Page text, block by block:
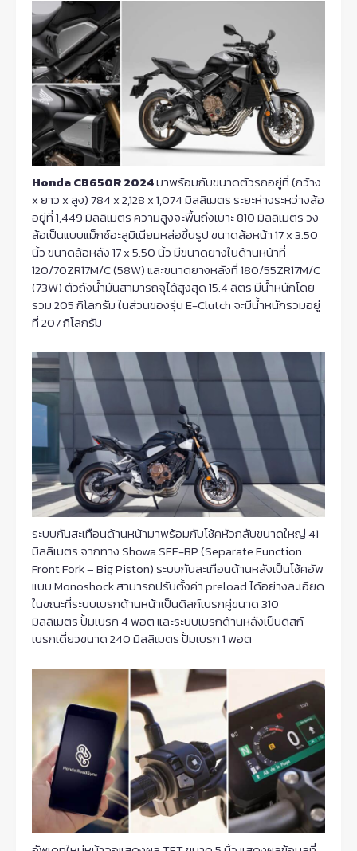
Honda CB650R 2024มาพร้อมกับขนาดตัวรถอยู่ที่ (กว้าง
x ยาว x สูง) 784 x 2,128 x 1,074 มิลลิเมตร ระยะห่างระหว่างล้อ
อยู่ที่ 1,449 มิลลิเมตร ความสูงจะพื้นถึงเบาะ 810 มิลลิเมตร วง
ล้อเป็นแบบแม็กซ์อะลูมิเนียมหล่อขึ้นรูป ขนาดล้อหน้า 17 x 3.50
นิ้ว ขนาดล้อหลัง 17 x 5.50 นิ้ว มีขนาดยางในด้านหน้าที่
120/70ZR17M/C (58W) และขนาดยางหลังที่ 180/55ZR17M/C
(73W) ตัวถังน้ำมันสามารถจุได้สูงสุด 15.4 ลิตร มีน้ำหนักโดย
รวม 205 กิโลกรัม ในส่วนของรุ่น E-Clutch จะมีน้ำหนักรวมอยู่
ที่ 207 กิโลกรัม
ระบบกันสะเทือนด้านหน้ามาพร้อมกับโช้คหัวกลับขนาดใหญ่ 41
มิลลิเมตร จากทาง Showa SFF-BP (Separate Function
Front Fork – Big Piston) ระบบกันสะเทือนด้านหลังเป็นโช้คอัพ
แบบ Monoshock สามารถปรับตั้งค่า preload ได้อย่างละเอียด
ในขณะที่ระบบเบรกด้านหน้าเป็นดิสก์เบรกคู่ขนาด 310
มิลลิเมตร ปั้มเบรก 4 พอต และระบบเบรกด้านหลังเป็นดิสก์
เบรกเดี่ยวขนาด 240 มิลลิเมตร ปั้มเบรก 1 พอต